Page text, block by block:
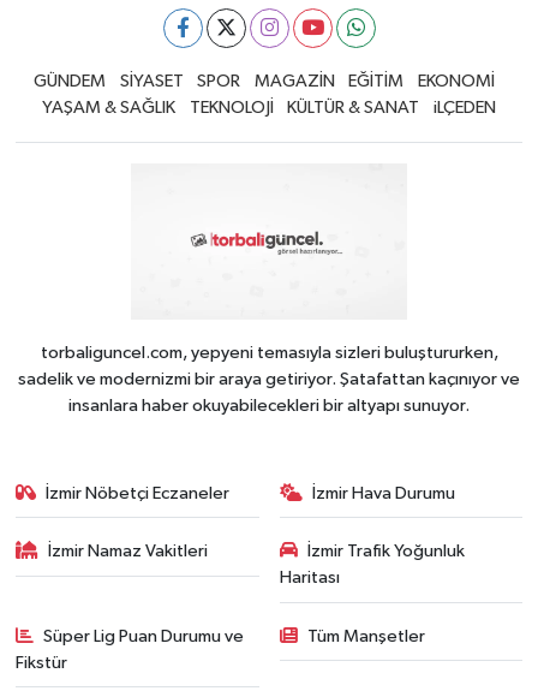
GÜNDEM SİYASET SPOR MAGAZİN EĞİTİM
EKONOMİ
YAŞAM & SAĞLIK
TEKNOLOJİ KÜLTÜR & SANAT iLÇEDEN
torbaliguncel.com, yepyeni temasıyla sizleri buluştururken,
sadelik ve modernizmi bir araya getiriyor. Şatafattan kaçınıyor ve
insanlara haber okuyabilecekleri bir altyapı sunuyor.
İzmir Nöbetçi Eczaneler İzmir Hava Durumu
İzmir Namaz Vakitleri
İzmir Trafik Yoğunluk
Haritası
Süper Lig Puan Durumu ve
Fikstür
Tüm Manşetler